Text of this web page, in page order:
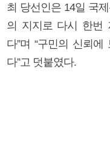
최 당선인은 14일 국
의 지지로 다시 한번
다”며 “구민의 신뢰
다”고 덧붙였다.